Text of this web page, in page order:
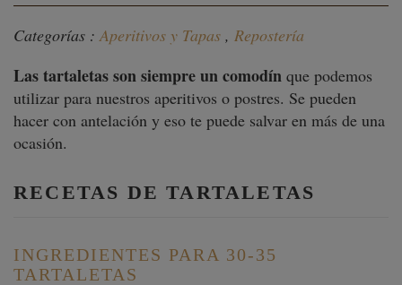
Categorías :Aperitivos y Tapas , Repostería
Las tartaletas son siempre un comodín que podemos
utilizar para nuestros aperitivos o postres. Se pueden
hacer con antelación y eso te puede salvar en más de una
ocasión.
RECETAS DE TARTALETAS
INGREDIENTES PARA 30-35
TARTALETAS